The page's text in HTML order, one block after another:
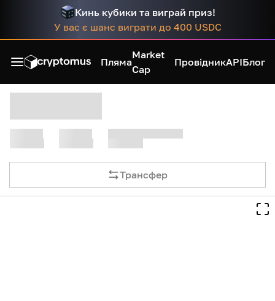
Кинь кубики та виграй приз!
У вас є шанс виграти до 400 USDC
Пляма
Market
Cap
ПровідникAPIБлог
Трансфер